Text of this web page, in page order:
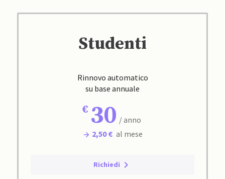
Studenti
Rinnovo automatico
su base annuale
30 / anno
2,50 € al mese
Richiedi